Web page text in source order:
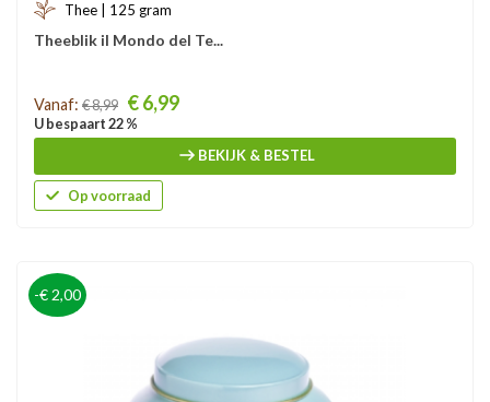
Thee | 125 gram
Theeblik il Mondo del Te...
Prijs
Vanaf: € 8,99 € 6,99
U bespaart 22 %
BEKIJK & BESTEL
Op voorraad
-€ 2,00